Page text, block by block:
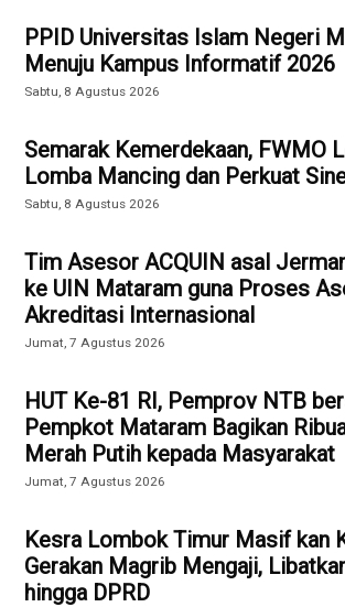
PPID Universitas Islam Negeri
Menuju Kampus Informatif 2026
Sabtu, 8 Agustus 2026
Semarak Kemerdekaan, FWMO
Lomba Mancing dan Perkuat
Sabtu, 8 Agustus 2026
Tim Asesor ACQUIN asal
ke UIN Mataram guna Proses
Akreditasi Internasional
Jumat, 7 Agustus 2026
HUT Ke-81 RI, Pemprov NTB
Pempkot Mataram Bagikan
Merah Putih kepada Masyarakat
Jumat, 7 Agustus 2026
Kesra Lombok Timur Masif kan
Gerakan Magrib Mengaji,
hingga DPRD